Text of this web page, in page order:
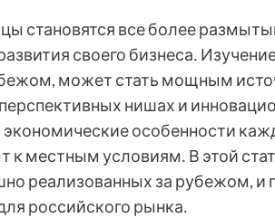
становятся все более
своего бизнеса․
может стать мощным
нишах и
особенности
к местным условиям․ В этой
реализованных за рубежом, и
российского рынка․